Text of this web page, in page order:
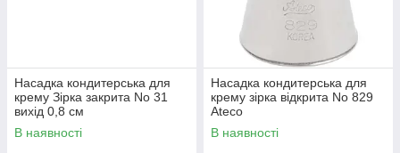
Насадка кондитерська для
крему Зірка закрита No 31
вихід 0,8 см
В наявності
Насадка кондитерська для
крему зірка відкрита No 829
Ateco
В наявності